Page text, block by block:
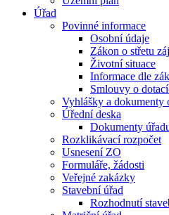
Úřad
Povinné informace
Osobní údaje
Zákon o střetu
Životní situace
Informace dle
Smlouvy o
Vyhlášky a dokumenty
Úřední deska
Dokumenty
Rozklikávací rozpočet
Usnesení ZO
Formuláře, žádosti
Veřejné zakázky
Stavební úřad
Rozhodnutí